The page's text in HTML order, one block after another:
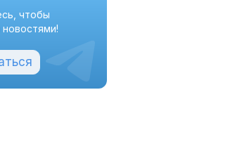
чтобы